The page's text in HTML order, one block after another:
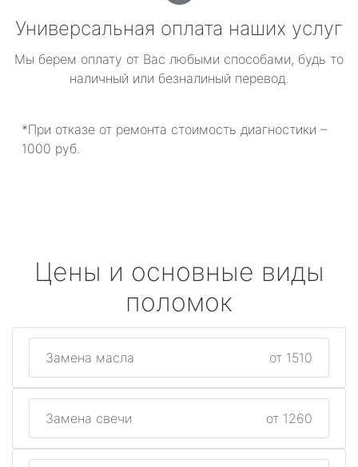
Универсальная оплата наших услуг
Мы берем оплату от Вас любыми способами, будь то
наличный или безналиный перевод.
*При отказе от ремонта стоимость диагностики –
1000 руб.
Цены и основные виды
поломок
Замена масла от 1510
Замена свечи от 1260